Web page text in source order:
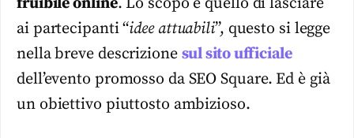
ai partecipanti “idee attuabili”, questo si legge
nella breve descrizione sul sito ufficiale
dell’evento promosso da SEO Square. Ed è già
un obiettivo piuttosto ambizioso.